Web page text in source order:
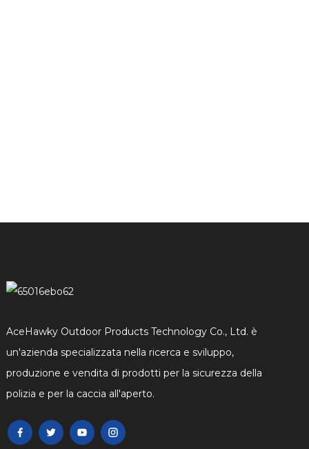
AceHawky Outdoor Products Technology Co., Ltd. è
un'azienda specializzata nella ricerca e sviluppo,
produzione e vendita di prodotti per la sicurezza della
polizia e per la caccia all'aperto.